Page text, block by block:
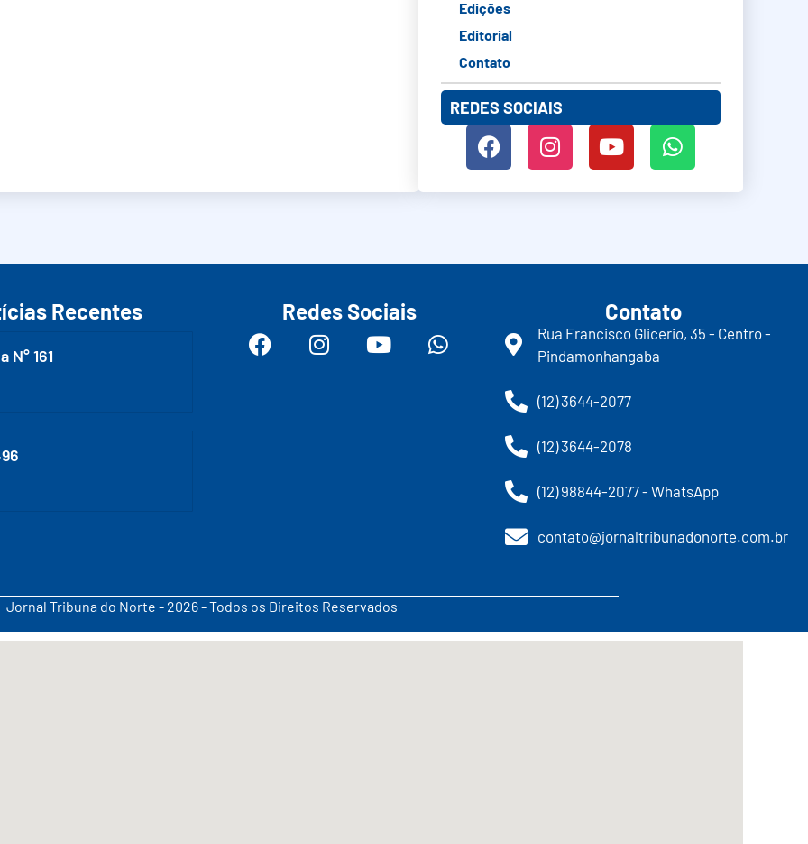
Edições
Editorial
Contato
REDES SOCIAIS
Recentes
N° 161
Redes Sociais Contato
Rua Francisco Glicerio, 35 - Centro -
Pindamonhangaba
(12) 3644-2077
(12) 3644-2078
(12) 98844-2077 - WhatsApp
contato@jornaltribunadonorte.com.br
Jornal Tribuna do Norte - 2026 - Todos os Direitos Reservados